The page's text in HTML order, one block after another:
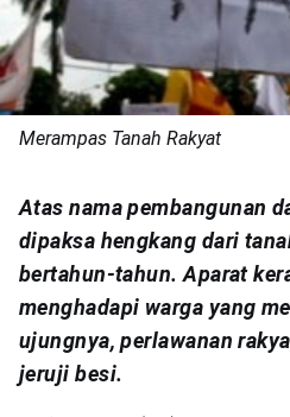
Merampas Tanah Rakyat
Atas nama pembangunan
dipaksa hengkang dari
bertahun-tahun. Aparat
menghadapi warga yang
ujungnya, perlawanan
jeruji besi.